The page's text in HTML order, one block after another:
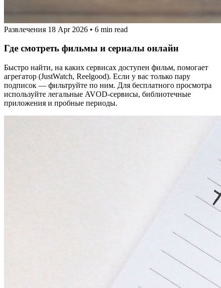
Развлечения 18 Apr 2026 • 6 min read
Где смотреть фильмы и сериалы онлайн
Быстро найти, на каких сервисах доступен фильм, помогает
агрегатор (JustWatch, Reelgood). Если у вас только пару
подписок — фильтруйте по ним. Для бесплатного просмотра
используйте легальные AVOD‑сервисы, библиотечные
приложения и пробные периоды.